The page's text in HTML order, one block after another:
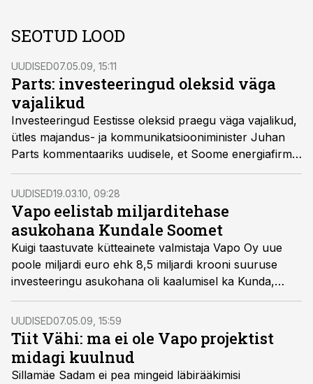
SEOTUD LOOD
UUDISED07.05.09, 15:11
Parts: investeeringud oleksid väga
vajalikud
Investeeringud Eestisse oleksid praegu väga vajalikud,
ütles majandus- ja kommunikatsiooniminister Juhan
Parts kommentaariks uudisele, et Soome energiafirma
Vapo võib suure biodiisli tehase ehitamise asukohaks
valida Eesti.
UUDISED19.03.10, 09:28
Vapo eelistab miljarditehase
asukohana Kundale Soomet
Kuigi taastuvate kütteainete valmistaja Vapo Oy uue
poole miljardi euro ehk 8,5 miljardi krooni suuruse
investeeringu asukohana oli kaalumisel ka Kunda,
otsustas ettevõte siiski Soome kasuks, kirjutab
Kauppalehti.
UUDISED07.05.09, 15:59
Tiit Vähi: ma ei ole Vapo projektist
midagi kuulnud
Sillamäe Sadam ei pea mingeid läbirääkimisi